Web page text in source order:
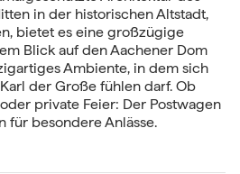
in der historischen Altstadt,
bietet es eine großzügige
Blick auf den Aachener Dom
Ambiente, in dem sich
der Große fühlen darf. Ob
private Feier: Der Postwagen
für besondere Anlässe.